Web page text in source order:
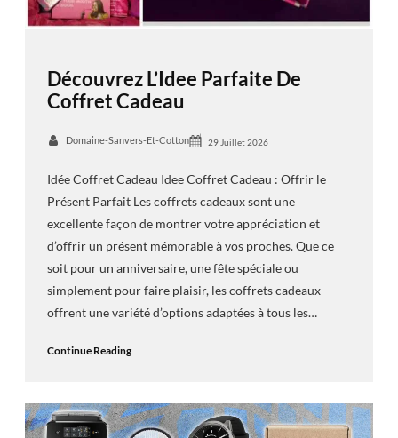
Découvrez L’Idee Parfaite De
Coffret Cadeau
Domaine-Sanvers-Et-Cotton 29 Juillet 2026
Idée Coffret Cadeau Idee Coffret Cadeau : Offrir le
Présent Parfait Les coffrets cadeaux sont une
excellente façon de montrer votre appréciation et
d’offrir un présent mémorable à vos proches. Que ce
soit pour un anniversaire, une fête spéciale ou
simplement pour faire plaisir, les coffrets cadeaux
offrent une variété d’options adaptées à tous les…
Continue Reading